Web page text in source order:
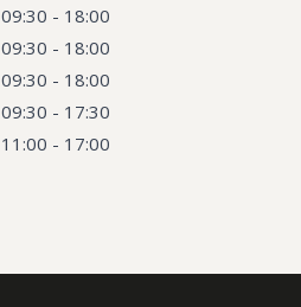
09:30 - 18:00
09:30 - 18:00
09:30 - 18:00
09:30 - 17:30
11:00 - 17:00